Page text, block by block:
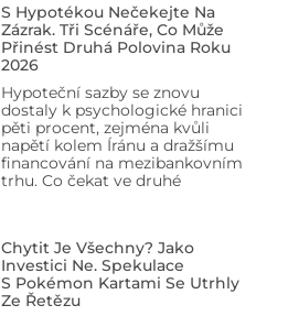
S Hypotékou Nečekejte Na
Zázrak. Tři Scénáře, Co Může
Přinést Druhá Polovina Roku
2026
Hypoteční sazby se znovu
dostaly k psychologické hranici
pěti procent, zejména kvůli
napětí kolem Íránu a dražšímu
financování na mezibankovním
trhu. Co čekat ve druhé
Chytit Je Všechny? Jako
Investici Ne. Spekulace
S Pokémon Kartami Se Utrhly
Ze Řetězu